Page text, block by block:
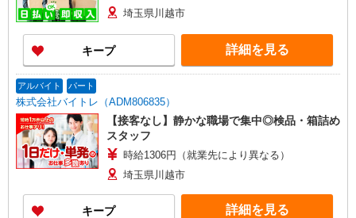
埼玉県川越市
キープ 詳細を見る
アルバイト パート
株式会社バイトレ（ADM806835）
【接客なし】静かな職場で集中◎検品・箱詰め
スタッフ
時給1306円（就業先により異なる）
埼玉県川越市
キープ 詳細を見る